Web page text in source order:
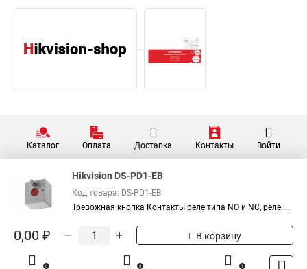
Каталог Оплата Доставка Контакты Войти
Hikvision DS-PD1-EB
Код товара: DS-PD1-EB
Тревожная кнопка Контакты реле типа NO и NC, реле...
0,00 ₽ – + В корзину
0 0 1